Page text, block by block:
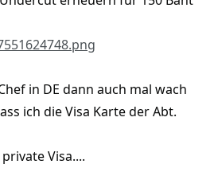
in DE dann auch mal wach
ich die Visa Karte der Abt.
Visa....